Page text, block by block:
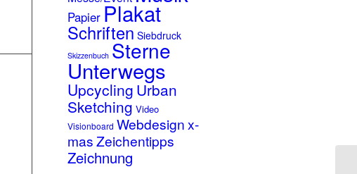
Papier Plakat
Schriften Siebdruck
Skizzenbuch Sterne
Unterwegs
Upcycling Urban
Sketching Video
Visionboard Webdesignx-
masZeichentipps
Zeichnung